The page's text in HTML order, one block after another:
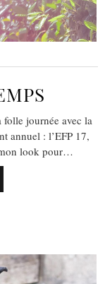
journée avec la
annuel : l’EFP 17,
look pour…